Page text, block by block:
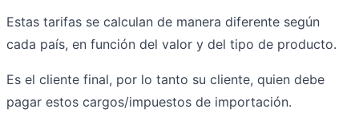
Estas tarifas se calculan de manera diferente según
cada país, en función del valor y del tipo de producto.
Es el cliente final, por lo tanto su cliente, quien debe
pagar estos cargos/impuestos de importación.